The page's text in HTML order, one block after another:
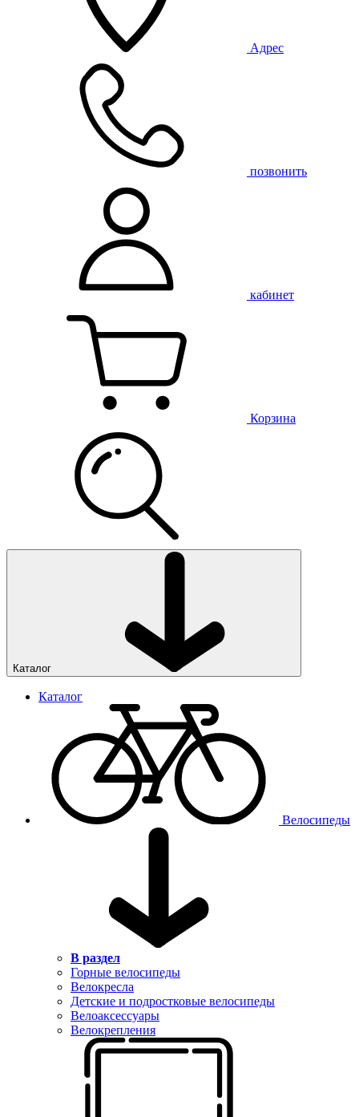
Адрес
позвонить
кабинет
Корзина
Каталог
Каталог
Велосипеды
В раздел
Горные велосипеды
Велокресла
Детские и подростковые велосипеды
Велоаксессуары
Велокрепления